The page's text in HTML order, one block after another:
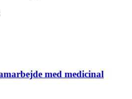
med medicinal